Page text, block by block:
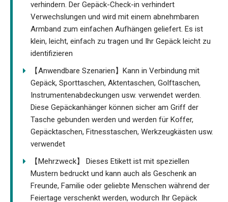
verhindern. Der Gepäck-Check-in verhindert
Verwechslungen und wird mit einem abnehmbaren
Armband zum einfachen Aufhängen geliefert. Es ist
klein, leicht, einfach zu tragen und Ihr Gepäck leicht zu
identifizieren
【Anwendbare Szenarien】Kann in Verbindung mit
Gepäck, Sporttaschen, Aktentaschen, Golftaschen,
Instrumentenabdeckungen usw. verwendet werden.
Diese Gepäckanhänger können sicher am Griff der
Tasche gebunden werden und werden für Koffer,
Gepäcktaschen, Fitnesstaschen, Werkzeugkästen usw.
verwendet
【Mehrzweck】 Dieses Etikett ist mit speziellen
Mustern bedruckt und kann auch als Geschenk an
Freunde, Familie oder geliebte Menschen während der
Feiertage verschenkt werden, wodurch Ihr Gepäck